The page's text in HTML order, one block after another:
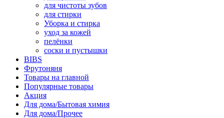
для чистоты зубов
для стирки
Уборка и стирка
уход за кожей
пелёнки
соски и пустышки
BIBS
Фрутоняня
Товары на главной
Популярные товары
Акция
Для дома/Бытовая химия
Для дома/Прочее